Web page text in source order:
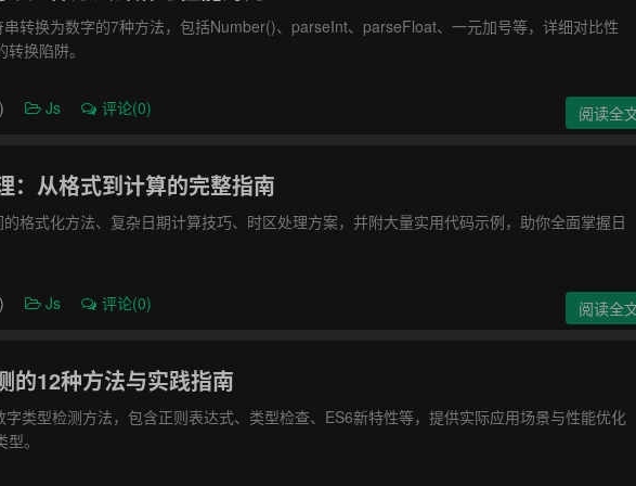
转换为数字的7种方法，包括Number()、parseInt、parseFloat、一元加号等，详细对比性
换陷阱。
Js 评论(0) 阅读全
从格式到计算的完整指南
格式化方法、复杂日期计算技巧、时区处理方案，并附大量实用代码示例，助你全面掌握日
Js 评论(0) 阅读全
12种方法与实践指南
类型检测方法，包含正则表达式、类型检查、ES6新特性等，提供实际应用场景与性能优化
。